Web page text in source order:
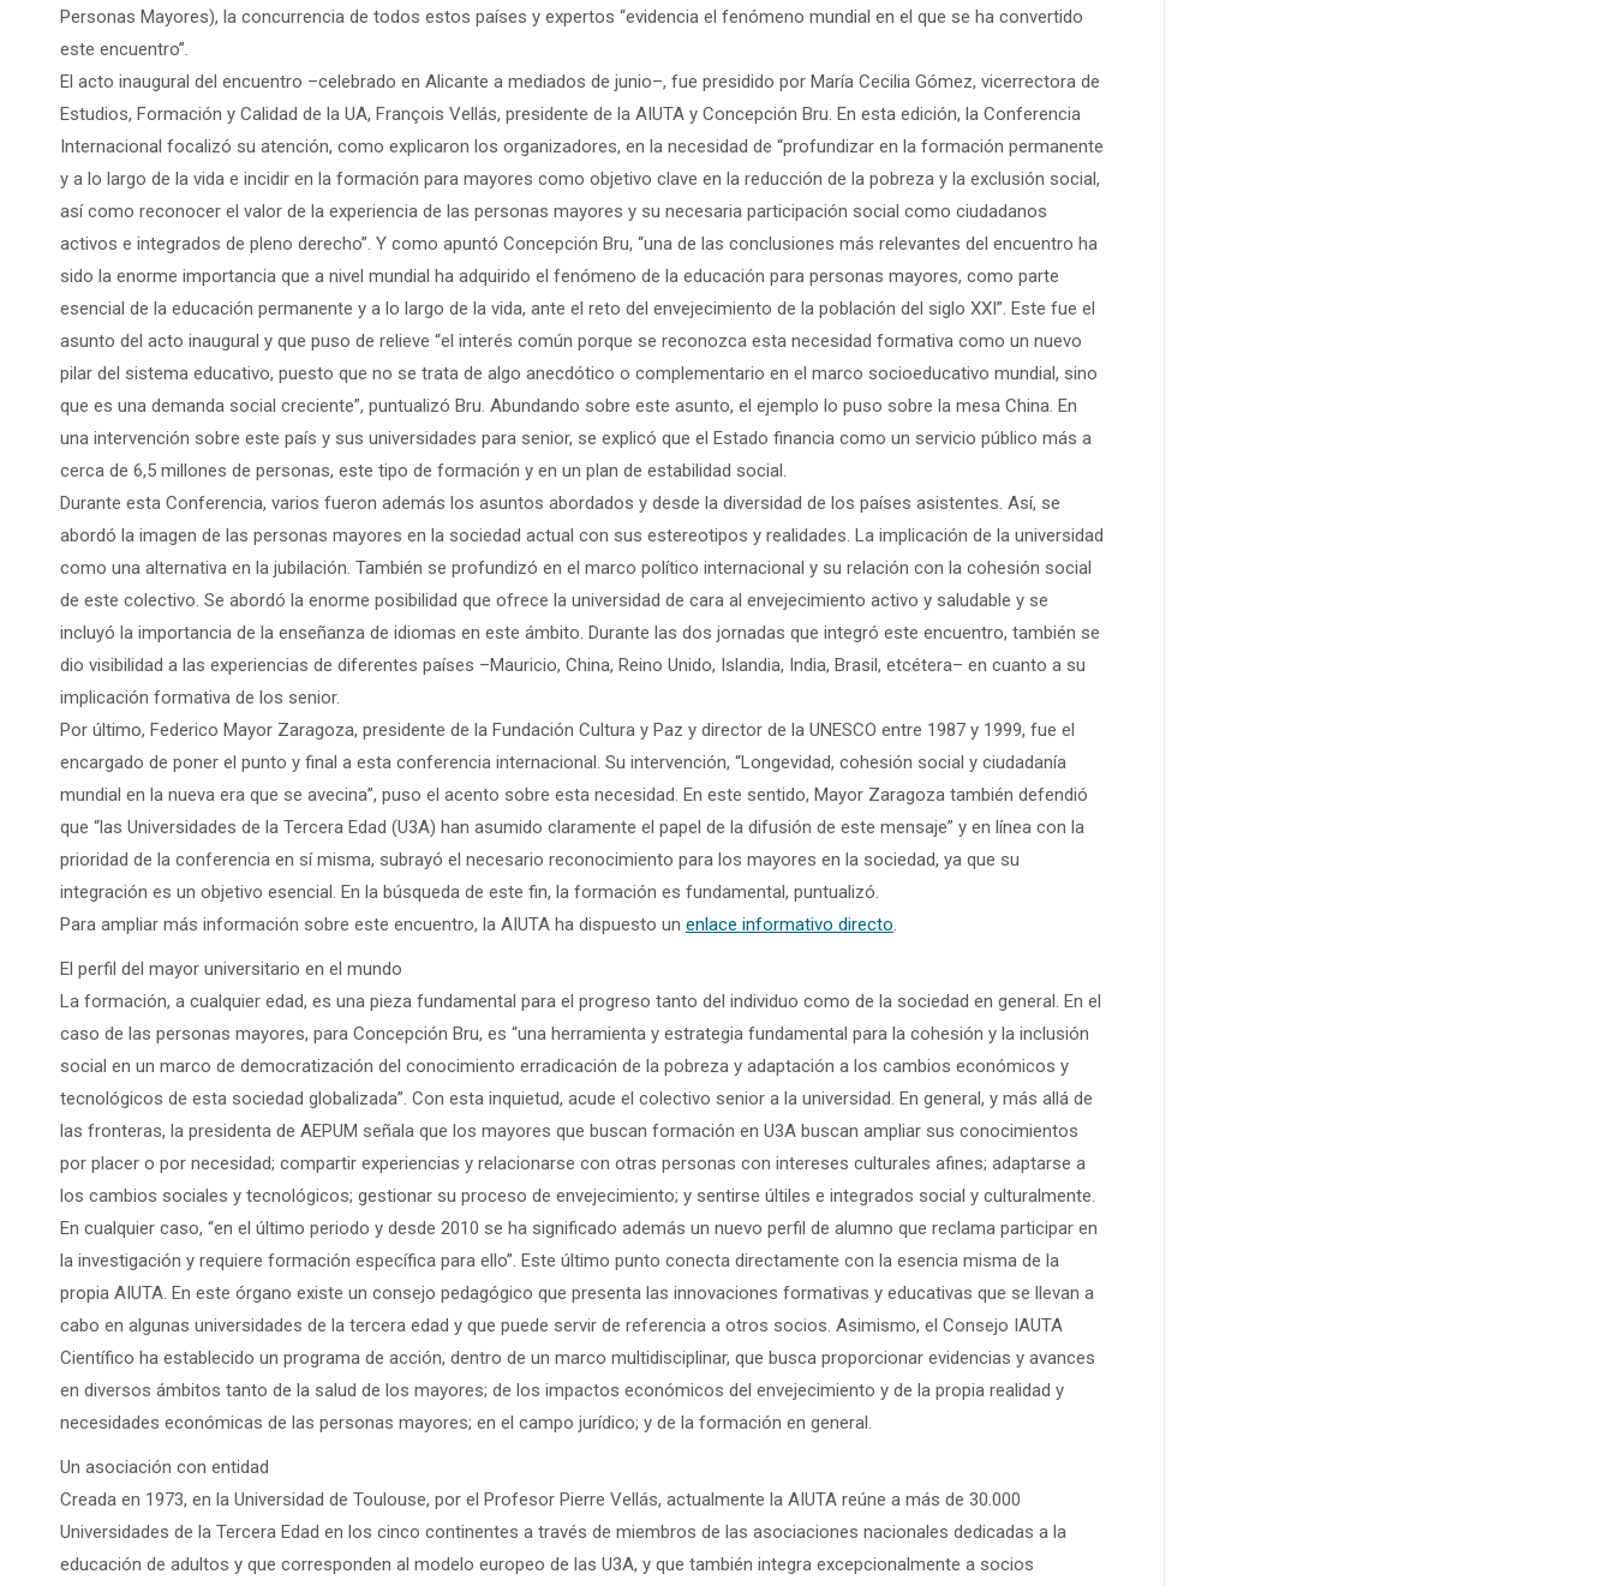
Personas Mayores), la concurrencia de todos estos países y expertos “evidencia el fenómeno mundial en el que se ha convertido
este encuentro”.
El acto inaugural del encuentro –celebrado en Alicante a mediados de junio–, fue presidido por María Cecilia Gómez, vicerrectora de
Estudios, Formación y Calidad de la UA, François Vellás, presidente de la AIUTA y Concepción Bru. En esta edición, la Conferencia
Internacional focalizó su atención, como explicaron los organizadores, en la necesidad de “profundizar en la formación permanente
y a lo largo de la vida e incidir en la formación para mayores como objetivo clave en la reducción de la pobreza y la exclusión social,
así como reconocer el valor de la experiencia de las personas mayores y su necesaria participación social como ciudadanos
activos e integrados de pleno derecho”. Y como apuntó Concepción Bru, “una de las conclusiones más relevantes del encuentro ha
sido la enorme importancia que a nivel mundial ha adquirido el fenómeno de la educación para personas mayores, como parte
esencial de la educación permanente y a lo largo de la vida, ante el reto del envejecimiento de la población del siglo XXI”. Este fue el
asunto del acto inaugural y que puso de relieve “el interés común porque se reconozca esta necesidad formativa como un nuevo
pilar del sistema educativo, puesto que no se trata de algo anecdótico o complementario en el marco socioeducativo mundial, sino
que es una demanda social creciente”, puntualizó Bru. Abundando sobre este asunto, el ejemplo lo puso sobre la mesa China. En
una intervención sobre este país y sus universidades para senior, se explicó que el Estado financia como un servicio público más a
cerca de 6,5 millones de personas, este tipo de formación y en un plan de estabilidad social.
Durante esta Conferencia, varios fueron además los asuntos abordados y desde la diversidad de los países asistentes. Así, se
abordó la imagen de las personas mayores en la sociedad actual con sus estereotipos y realidades. La implicación de la universidad
como una alternativa en la jubilación. También se profundizó en el marco político internacional y su relación con la cohesión social
de este colectivo. Se abordó la enorme posibilidad que ofrece la universidad de cara al envejecimiento activo y saludable y se
incluyó la importancia de la enseñanza de idiomas en este ámbito. Durante las dos jornadas que integró este encuentro, también se
dio visibilidad a las experiencias de diferentes países –Mauricio, China, Reino Unido, Islandia, India, Brasil, etcétera– en cuanto a su
implicación formativa de los senior.
Por último, Federico Mayor Zaragoza, presidente de la Fundación Cultura y Paz y director de la UNESCO entre 1987 y 1999, fue el
encargado de poner el punto y final a esta conferencia internacional. Su intervención, “Longevidad, cohesión social y ciudadanía
mundial en la nueva era que se avecina”, puso el acento sobre esta necesidad. En este sentido, Mayor Zaragoza también defendió
que “las Universidades de la Tercera Edad (U3A) han asumido claramente el papel de la difusión de este mensaje” y en línea con la
prioridad de la conferencia en sí misma, subrayó el necesario reconocimiento para los mayores en la sociedad, ya que su
integración es un objetivo esencial. En la búsqueda de este fin, la formación es fundamental, puntualizó.
Para ampliar más información sobre este encuentro, la AIUTA ha dispuesto un enlace informativo directo.
El perfil del mayor universitario en el mundo
La formación, a cualquier edad, es una pieza fundamental para el progreso tanto del individuo como de la sociedad en general. En el
caso de las personas mayores, para Concepción Bru, es “una herramienta y estrategia fundamental para la cohesión y la inclusión
social en un marco de democratización del conocimiento erradicación de la pobreza y adaptación a los cambios económicos y
tecnológicos de esta sociedad globalizada”. Con esta inquietud, acude el colectivo senior a la universidad. En general, y más allá de
las fronteras, la presidenta de AEPUM señala que los mayores que buscan formación en U3A buscan ampliar sus conocimientos
por placer o por necesidad; compartir experiencias y relacionarse con otras personas con intereses culturales afines; adaptarse a
los cambios sociales y tecnológicos; gestionar su proceso de envejecimiento; y sentirse últiles e integrados social y culturalmente.
En cualquier caso, “en el último periodo y desde 2010 se ha significado además un nuevo perfil de alumno que reclama participar en
la investigación y requiere formación específica para ello”. Este último punto conecta directamente con la esencia misma de la
propia AIUTA. En este órgano existe un consejo pedagógico que presenta las innovaciones formativas y educativas que se llevan a
cabo en algunas universidades de la tercera edad y que puede servir de referencia a otros socios. Asimismo, el Consejo IAUTA
Científico ha establecido un programa de acción, dentro de un marco multidisciplinar, que busca proporcionar evidencias y avances
en diversos ámbitos tanto de la salud de los mayores; de los impactos económicos del envejecimiento y de la propia realidad y
necesidades económicas de las personas mayores; en el campo jurídico; y de la formación en general.
Un asociación con entidad
Creada en 1973, en la Universidad de Toulouse, por el Profesor Pierre Vellás, actualmente la AIUTA reúne a más de 30.000
Universidades de la Tercera Edad en los cinco continentes a través de miembros de las asociaciones nacionales dedicadas a la
educación de adultos y que corresponden al modelo europeo de las U3A, y que también integra excepcionalmente a socios